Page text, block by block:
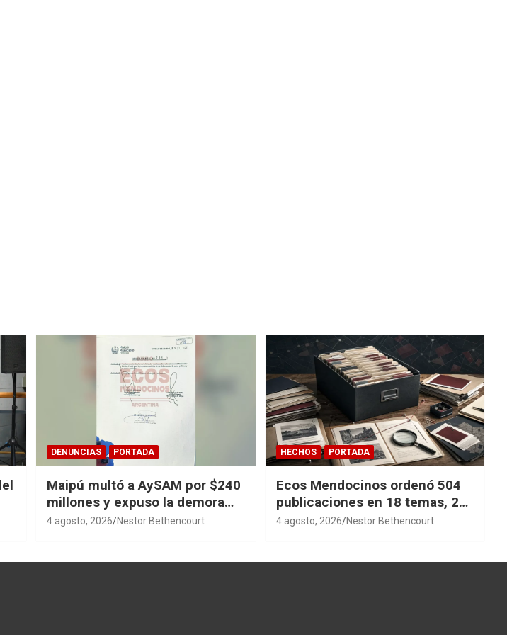
DENUNCIAS PORTADA
Maipú multó a AySAM por $240
millones y expuso la demora
cloacal en Guaymallén
4 agosto, 2026 Nestor Bethencourt
HECHOS PORTADA
Ecos Mendocinos ordenó 504
publicaciones en 18 temas, 27
sagas y 14 índices para
4 agosto, 2026 Nestor Bethencourt